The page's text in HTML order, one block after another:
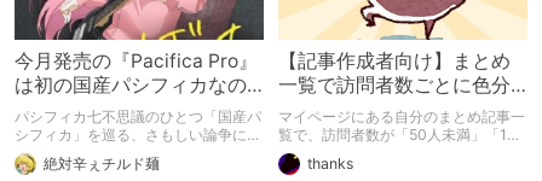
今月発売の『Pacifica Pro』
は初の国産パシフィカなの
か？
パシフィカ七不思議のひとつ「国産パ
シフィカ」を巡る、さもしい論争につ
いて語る。
絶対辛ぇチルド麺
【記事作成者向け】まとめ
一覧で訪問者数ごとに色分
けするマクロ
マイページにある自分のまとめ記事一
覧で、訪問者数が「50人未満」「100
人未満」のものを色付けするブックマ
ークレットを作りました。
thanks